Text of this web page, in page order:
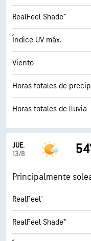
RealFeel Shade™
Índice UV máx.
Viento
Horas totales de
Horas totales de lluvia
JUE.
13/8
Principalmente
RealFeel®
RealFeel Shade™